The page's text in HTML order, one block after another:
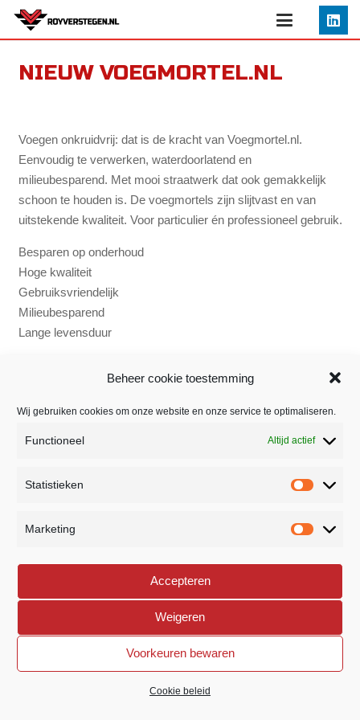
Beheer cookie toestemming
Wij gebruiken cookies om onze website en onze service te optimaliseren.
Functioneel Altijd actief
Statistieken
Marketing
Accepteren
Weigeren
Voorkeuren bewaren
Cookie beleid
NIEUW VOEGMORTEL.NL
Voegen onkruidvrij: dat is de kracht van Voegmortel.nl.
Eenvoudig te verwerken, waterdoorlatend en
milieubesparend. Met mooi straatwerk dat ook gemakkelijk
schoon te houden is. De voegmortels zijn slijtvast en van
uitstekende kwaliteit. Voor particulier én professioneel gebruik.
Besparen op onderhoud
Hoge kwaliteit
Gebruiksvriendelijk
Milieubesparend
Lange levensduur
BEDRIJFSSTRAAT 26
NEDERLAND
phone
developed byImpact Presentations